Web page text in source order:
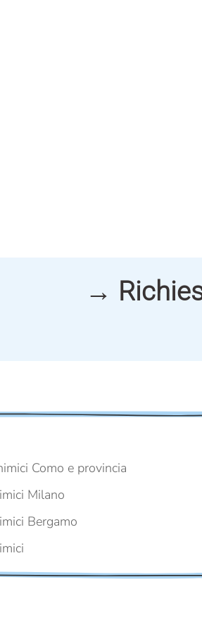
→
Como e provincia
Milano
Bergamo